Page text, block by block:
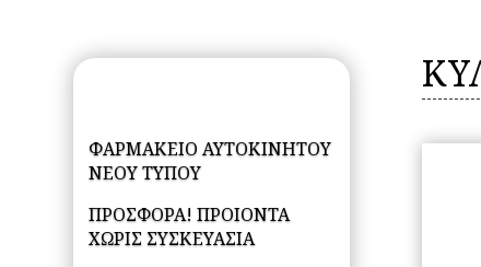
ΦΑΡΜΑΚΕΙΟ ΑΥΤΟΚΙΝΗΤΟΥ
ΝΕΟΥ ΤΥΠΟΥ
ΠΡΟΣΦΟΡΑ! ΠΡΟΙΟΝΤΑ
ΧΩΡΙΣ ΣΥΣΚΕΥΑΣΙΑ